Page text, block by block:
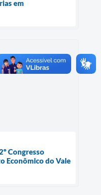
em
Congresso
Econômico do Vale